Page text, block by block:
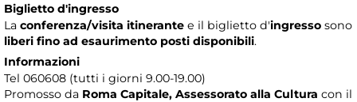
Biglietto d'ingresso
La conferenza/visita itinerante e il biglietto d'ingresso sono
liberi fino ad esaurimento posti disponibili.
Informazioni
Tel 060608 (tutti i giorni 9.00-19.00)
Promosso da Roma Capitale, Assessorato alla Cultura con il